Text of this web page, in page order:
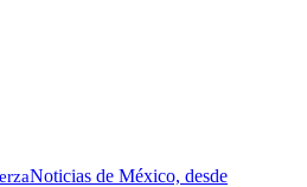
Noticias de México, desde